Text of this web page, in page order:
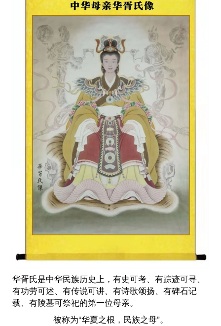
华胥氏是中华民族历史上，有史可考、有踪迹可寻、
有功劳可述、有传说可讲、有诗歌颂扬、有碑石记
载、有陵墓可祭祀的第一位母亲。
被称为“华夏之根，民族之母”。